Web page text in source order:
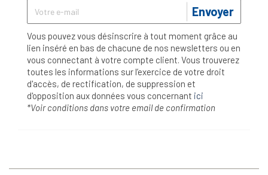
Envoyer
Vous pouvez vous désinscrire à tout moment grâce au
lien inséré en bas de chacune de nos newsletters ou en
vous connectant à votre compte client. Vous trouverez
toutes les informations sur l’exercice de votre droit
d'accès, de rectification, de suppression et
d'opposition aux données vous concernant ici
*Voir conditions dans votre email de confirmation